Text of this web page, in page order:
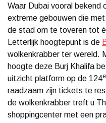
Waar Dubai vooral bekend
extreme gebouwen die
de stad om te toveren tot
Letterlijk hoogtepunt is de
wolkenkrabber ter wereld.
hoogte deze Burj Khalifa
uitzicht platform op de 124e
raadzaam zijn tickets te
de wolkenkrabber treft u
shoppingcenter met een